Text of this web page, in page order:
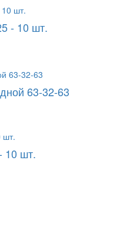
- 10 шт.
63-32-63
10 шт.